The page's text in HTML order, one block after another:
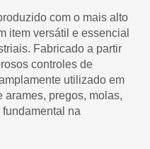
com o mais alto
item versátil e essencial
Fabricado a partir
controles de
utilizado em
pregos, molas,
na